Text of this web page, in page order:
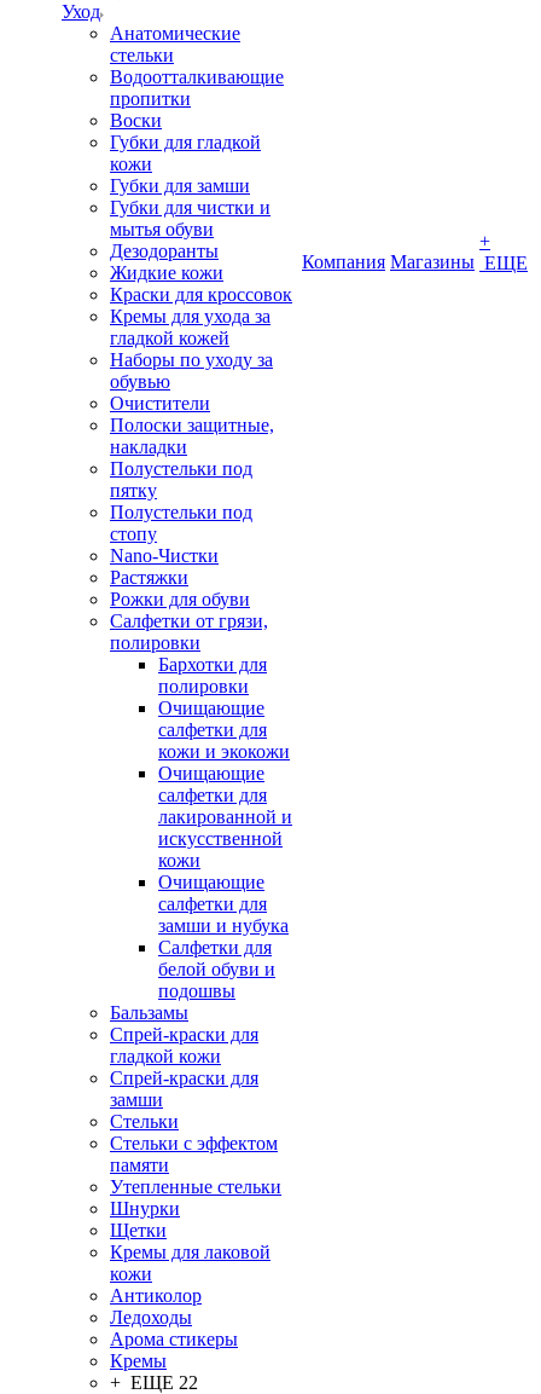
Уход
Анатомические
стельки
Водоотталкивающие
пропитки
Воски
Губки для гладкой
кожи
Губки для замши
Губки для чистки и
мытья обуви
Дезодоранты
Жидкие кожи
Краски для кроссовок
Кремы для ухода за
гладкой кожей
Наборы по уходу за
обувью
Очистители
Полоски защитные,
накладки
Полустельки под
пятку
Полустельки под
стопу
Nano-Чистки
Растяжки
Рожки для обуви
Салфетки от грязи,
полировки
Бархотки для
полировки
Очищающие
салфетки для
кожи и экокожи
Очищающие
салфетки для
лакированной и
искусственной
кожи
Очищающие
салфетки для
замши и нубука
Салфетки для
белой обуви и
подошвы
Бальзамы
Спрей-краски для
гладкой кожи
Спрей-краски для
замши
Стельки
Стельки с эффектом
памяти
Утепленные стельки
Шнурки
Щетки
Кремы для лаковой
кожи
Антиколор
Ледоходы
Арома стикеры
Кремы
+ ЕЩЕ 22
Компания Магазины
+
ЕЩЕ